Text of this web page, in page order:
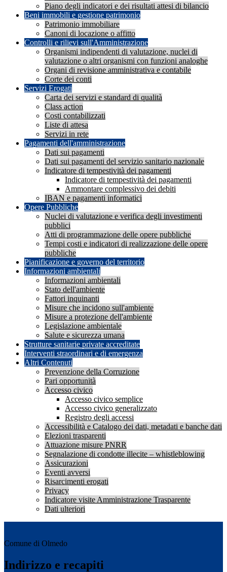
Piano degli indicatori e dei risultati attesi di bilancio
Beni immobili e gestione patrimonio
Patrimonio immobiliare
Canoni di locazione o affitto
Controlli e rilievi sull'Amministrazione
Organismi indipendenti di valutazione, nuclei di
valutazione o altri organismi con funzioni analoghe
Organi di revisione amministrativa e contabile
Corte dei conti
Servizi Erogati
Carta dei servizi e standard di qualità
Class action
Costi contabilizzati
Liste di attesa
Servizi in rete
Pagamenti dell'amministrazione
Dati sui pagamenti
Dati sui pagamenti del servizio sanitario nazionale
Indicatore di tempestività dei pagamenti
Indicatore di tempestività dei pagamenti
Ammontare complessivo dei debiti
IBAN e pagamenti informatici
Opere Pubbliche
Nuclei di valutazione e verifica degli investimenti
pubblici
Atti di programmazione delle opere pubbliche
Tempi costi e indicatori di realizzazione delle opere
pubbliche
Pianificazione e governo del territorio
Informazioni ambientali
Informazioni ambientali
Stato dell'ambiente
Fattori inquinanti
Misure che incidono sull'ambiente
Misure a protezione dell'ambiente
Legislazione ambientale
Salute e sicurezza umana
Strutture sanitarie private accreditate
Interventi straordinari e di emergenza
Altri Contenuti
Prevenzione della Corruzione
Pari opportunità
Accesso civico
Accesso civico semplice
Accesso civico generalizzato
Registro degli accessi
Accessibilità e Catalogo dei dati, metadati e banche dati
Elezioni trasparenti
Attuazione misure PNRR
Segnalazione di condotte illecite – whistleblowing
Assicurazioni
Eventi avversi
Risarcimenti erogati
Privacy
Indicatore visite Amministrazione Trasparente
Dati ulteriori
Comune di Olmedo
Indirizzo e recapiti